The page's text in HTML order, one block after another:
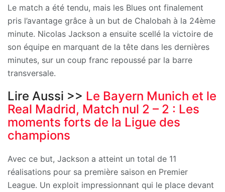
Le match a été tendu, mais les Blues ont finalement
pris l’avantage grâce à un but de Chalobah à la 24ème
minute. Nicolas Jackson a ensuite scellé la victoire de
son équipe en marquant de la tête dans les dernières
minutes, sur un coup franc repoussé par la barre
transversale.
Lire Aussi >> Le Bayern Munich et le
Real Madrid, Match nul 2 – 2 : Les
moments forts de la Ligue des
champions
Avec ce but, Jackson a atteint un total de 11
réalisations pour sa première saison en Premier
League. Un exploit impressionnant qui le place devant